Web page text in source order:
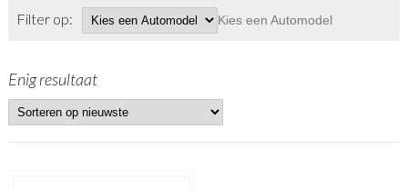
Filter op: Kies een Automodel
Enig resultaat